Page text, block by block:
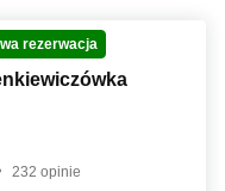
rezerwacja
232 opinie